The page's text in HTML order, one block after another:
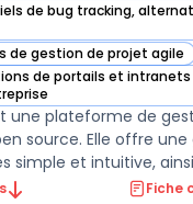
de bug tracking,
dans cette catégorie
de gestion de projet agile
dans cette catégorie
de portails et intranets
dans cette catégorie
une plateforme de
source. Elle offre une
simple et intuitive,
de gestion deFiche